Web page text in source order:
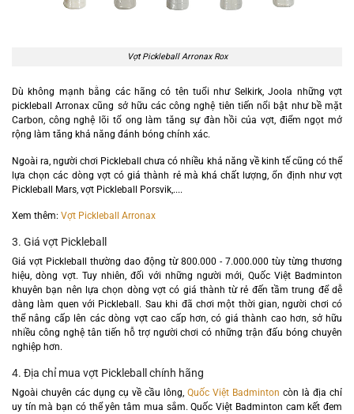
Vợt Pickleball Arronax Rox
Dù không mạnh bằng các hãng có tên tuổi như Selkirk, Joola những vợt
pickleball Arronax cũng sở hữu các công nghệ tiên tiến nổi bật như bề mặt
Carbon, công nghệ lõi tổ ong làm tăng sự đàn hồi của vợt, điểm ngọt mở
rộng làm tăng khả năng đánh bóng chính xác.
Ngoài ra, người chơi Pickleball chưa có nhiều khả năng về kinh tế cũng có thể
lựa chọn các dòng vợt có giá thành rẻ mà khá chất lượng, ổn định như vợt
Pickleball Mars, vợt Pickleball Porsvik,....
Xem thêm: Vợt Pickleball Arronax
3. Giá vợt Pickleball
Giá vợt Pickleball thường dao động từ 800.000 - 7.000.000 tùy từng thương
hiệu, dòng vợt. Tuy nhiên, đối với những người mới, Quốc Việt Badminton
khuyên bạn nên lựa chọn dòng vợt có giá thành từ rẻ đến tầm trung để dễ
dàng làm quen với Pickleball. Sau khi đã chơi một thời gian, người chơi có
thể nâng cấp lên các dòng vợt cao cấp hơn, có giá thành cao hơn, sở hữu
nhiều công nghệ tân tiến hỗ trợ người chơi có những trận đấu bóng chuyên
nghiệp hơn.
4. Địa chỉ mua vợt Pickleball chính hãng
Ngoài chuyên các dụng cụ về cầu lông, Quốc Việt Badminton còn là địa chỉ
uy tín mà bạn có thể yên tâm mua sắm. Quốc Việt Badminton cam kết đem